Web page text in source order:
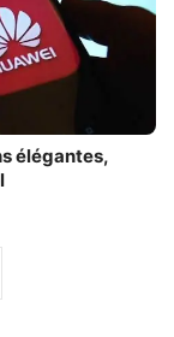
élégantes,